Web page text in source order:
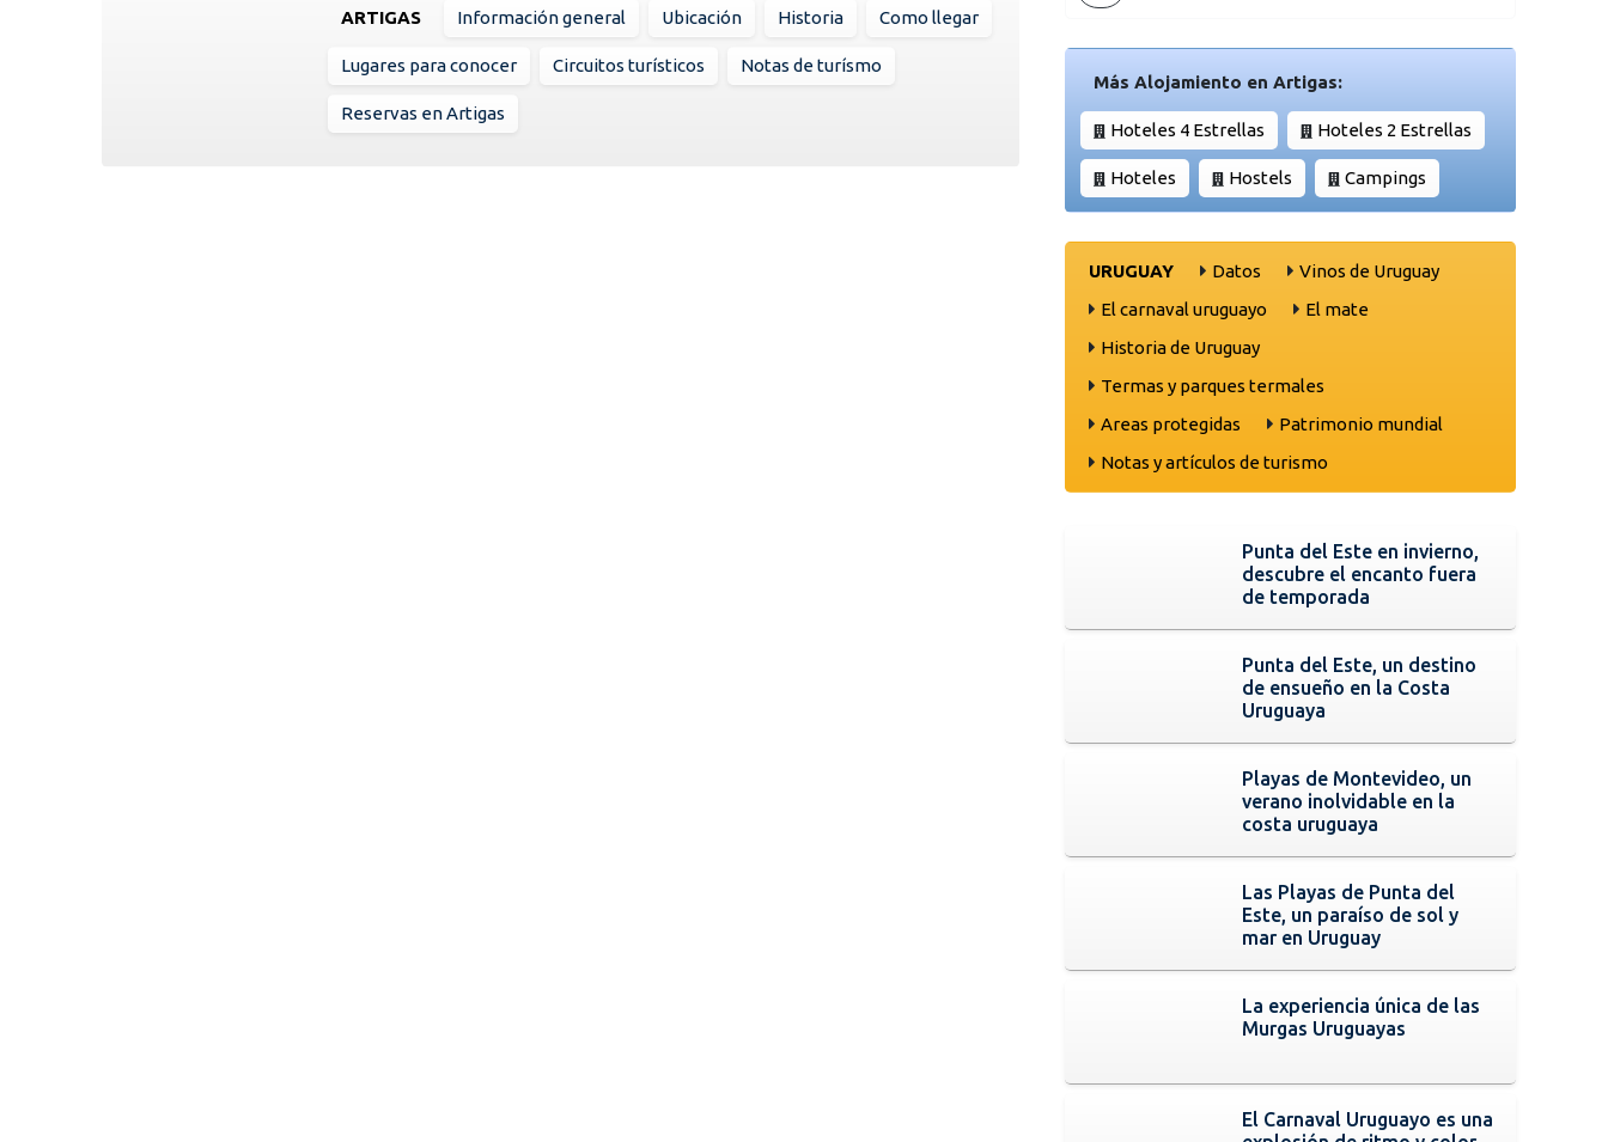
ARTIGAS Información general Ubicación Historia Como llegar
Lugares para conocer Circuitos turísticos Notas de turísmo
Reservas en Artigas
Más Alojamiento en Artigas:
Hoteles 4 Estrellas Hoteles 2 Estrellas
Hoteles Hostels Campings
URUGUAY Datos
Vinos de Uruguay
El carnaval uruguayo
El mate
Historia de Uruguay
Termas y parques termales
Areas protegidas
Patrimonio mundial
Notas y artículos de turismo
Punta del Este en invierno,
descubre el encanto fuera
de temporada
Punta del Este, un destino
de ensueño en la Costa
Uruguaya
Playas de Montevideo, un
verano inolvidable en la
costa uruguaya
Las Playas de Punta del
Este, un paraíso de sol y
mar en Uruguay
La experiencia única de las
Murgas Uruguayas
El Carnaval Uruguayo es una